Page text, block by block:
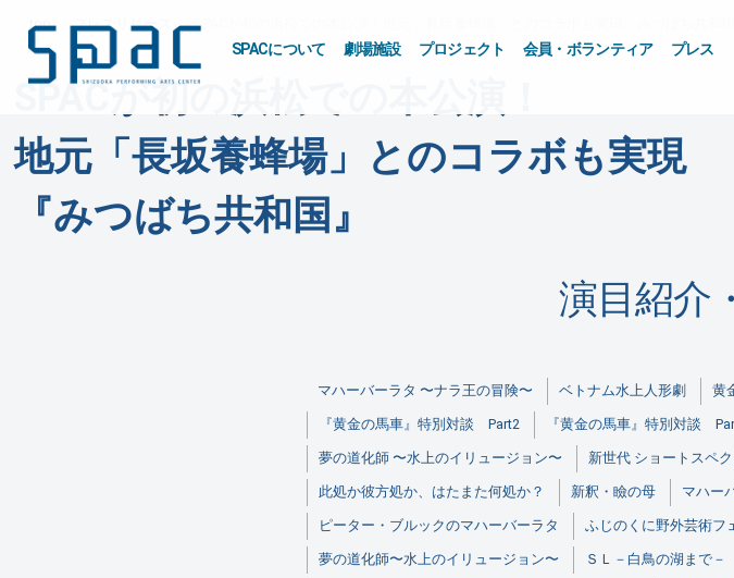
SPACについて 劇場施設 プロジェクト 会員・ボランティア プレス
top プレスリリース SPACが初の浜松での本公演！
SPACが初の浜松での本公演！
地元「長坂養蜂場」とのコラボも実現
『みつばち共和国』
演目紹介
マハーバーラタ 〜ナラ王の冒険〜 ベトナム水上人形劇 黄
『黄金の馬車』特別対談 Part2 『黄金の馬車』特別対談
夢の道化師 〜水上のイリュージョン〜 新世代 ショートスペク
此処か彼方処か、はたまた何処か？ 新釈・瞼の母 マハー
ピーター・ブルックのマハーバーラタ ふじのくに野外芸術フ
夢の道化師〜水上のイリュージョン〜 ＳＬ－白鳥の湖まで－